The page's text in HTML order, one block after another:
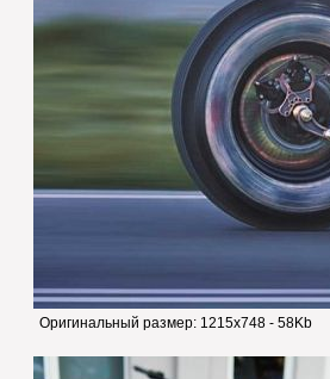
Оригинальный размер: 1215x748 - 58Kb